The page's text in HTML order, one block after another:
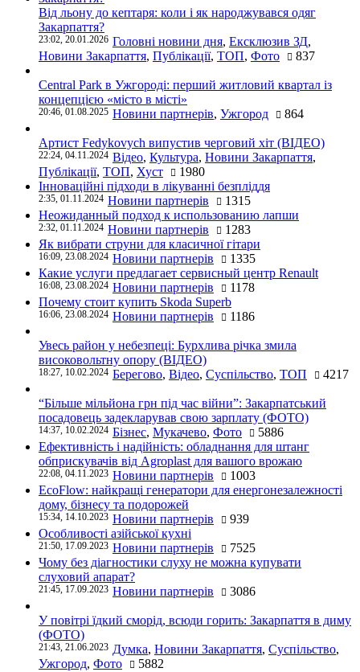
Від льону до кептаря: коли і як народжувався одяг
Закарпаття?
23:02, 20.01.2026 Головні новини дня, Ексклюзив ЗД,
Новини Закарпаття, Публікації, ТОП, Фото 837
Central Park в Ужгороді: перший житловий квартал із
концепцією «місто в місті»
20:46, 01.08.2025 Новини партнерів, Ужгород 864
Артист Fedykovych випустив черговий хіт (ВІДЕО)
22:24, 04.11.2024 Відео, Культура, Новини Закарпаття,
Публікації, ТОП, Хуст
1980
Інноваційні підходи в лікуванні безпліддя
2:35, 01.11.2024 Новини партнерів
1315
Неожиданный подход к использованию лапши
2:32, 01.11.2024 Новини партнерів
1283
Як вибрати струни для класичної гітари
16:09, 23.08.2024 Новини партнерів
1335
Какие услуги предлагает сервисный центр Renault
16:08, 23.08.2024 Новини партнерів
1178
Почему стоит купить Skoda Superb
16:06, 23.08.2024 Новини партнерів 1186
Увесь район у небезпеці: Бурхлива річка змила
високовольтну опору (ВІДЕО)
18:27, 10.02.2024 Берегово, Відео, Суспільство, ТОП 4217
“Більше мільйона грн під час війни”: Закарпатський
посадовець задекларував свою зарплату (ФОТО)
14:37, 10.02.2024 Бізнес, Мукачево, Фото
5886
Ефективність і надійність: обладнання для штанг
обприскувачів від Agroplast для вашого врожаю
22:08, 04.11.2023 Новини партнерів
1003
EcoFlow: найкращі генератори для енергонезалежності
дому, бізнесу та подорожей
15:34, 14.10.2023 Новини партнерів
939
Особливості азійської кухні
21:50, 17.09.2023 Новини партнерів
7525
Чому без діагностики слуху не можна купувати
слуховий апарат?
21:45, 17.09.2023 Новини партнерів 3086
У повітрі їдкий сморід, всюди горить: Закарпаття в диму
(ФОТО)
21:43, 21.06.2023 Думка, Новини Закарпаття, Суспільство,
Ужгород, Фото
5882